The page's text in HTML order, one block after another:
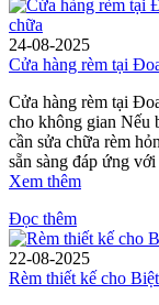
24-08-2025
Cửa hàng rèm tại
Cửa hàng rèm tại
cho không gian Nếu
cần sửa chữa rèm
sẵn sàng đáp ứng
Xem thêm
Đọc thêm
22-08-2025
Rèm thiết kế cho